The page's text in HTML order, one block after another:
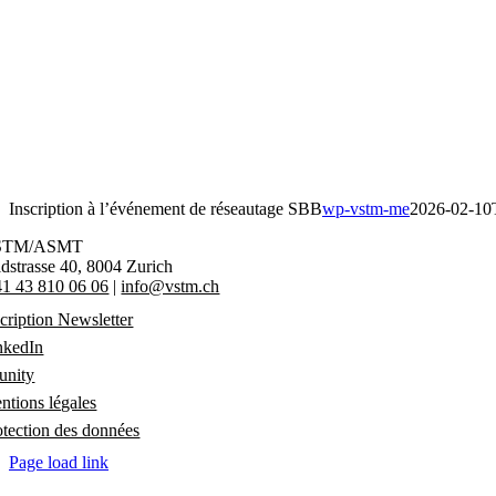
Inscription à l’événement de réseautage SBBwp-vstm-me2026-02-
ASMT
40,8004 Zurich
43 810 06 06 |info@vstm.ch
Newsletter
légales
des données
Page load link